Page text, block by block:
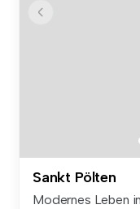
Sankt Pölten
Modernes Leben